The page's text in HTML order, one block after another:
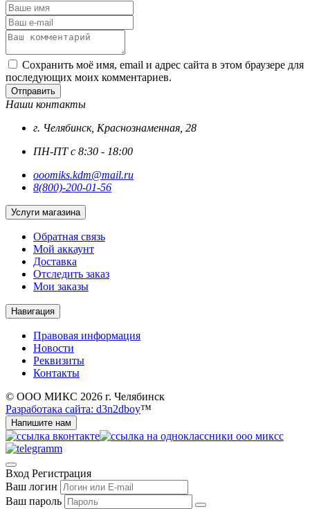
Сохранить моё имя, email и адрес сайта в этом браузере для
последующих моих комментариев.
Отправить
Наши контакты
г. Челябинск, Краснознаменная, 28
ПН-ПТ с 8:30 - 18:00
ooomiks.kdm@mail.ru
8(800)-200-01-56
Услуги магазина
Обратная связь
Мой аккаунт
Доставка
Отследить заказ
Мои заказы
Навигация
Правовая информация
Новости
Реквизиты
Контакты
© ООО МИКС 2026 г. Челябинск
Разработака сайта: d3n2dboy™
Напишите нам
Вход Регистрация
Ваш логин
Ваш пароль